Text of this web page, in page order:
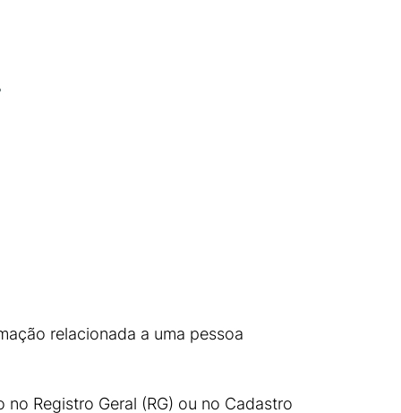
relacionada a uma pessoa
Registro Geral (RG) ou no Cadastro